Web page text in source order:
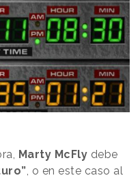
Marty McFly debe
, o en este caso al